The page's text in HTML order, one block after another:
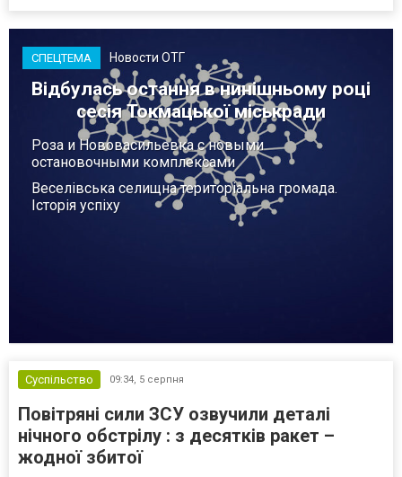
СПЕЦТЕМА Новости ОТГ
Відбулась остання в нинішньому році
сесія Токмацької міськради
Роза и Нововасильевка с новыми
остановочными комплексами
Веселівська селищна територіальна громада.
Історія успіху
Суспільство 09:34, 5 серпня
Повітряні сили ЗСУ озвучили деталі
нічного обстрілу : з десятків ракет –
жодної збитої